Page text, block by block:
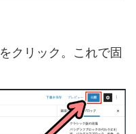
をクリック。これで固